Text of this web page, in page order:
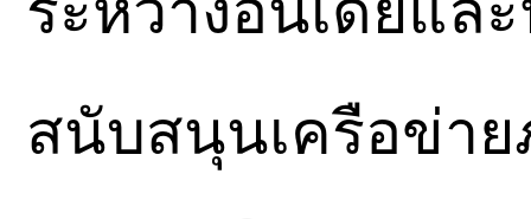
สนับสนุนเครือข่าย